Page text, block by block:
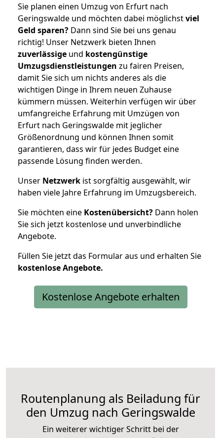
Sie planen einen Umzug von Erfurt nach
Geringswalde und möchten dabei möglichstviel
Geld sparen? Dann sind Sie bei uns genau
richtig! Unser Netzwerk bieten Ihnen
zuverlässige und kostengünstige
Umzugsdienstleistungen zu fairen Preisen,
damit Sie sich um nichts anderes als die
wichtigen Dinge in Ihrem neuen Zuhause
kümmern müssen. Weiterhin verfügen wir über
umfangreiche Erfahrung mit Umzügen von
Erfurt nach Geringswalde mit jeglicher
Größenordnung und können Ihnen somit
garantieren, dass wir für jedes Budget eine
passende Lösung finden werden.
Unser Netzwerk ist sorgfältig ausgewählt, wir
haben viele Jahre Erfahrung im Umzugsbereich.
Sie möchten eine Kostenübersicht? Dann holen
Sie sich jetzt kostenlose und unverbindliche
Angebote.
Füllen Sie jetzt das Formular aus und erhalten Sie
kostenloseAngebote.
Kostenlose Angebote erhalten
Routenplanung als Beiladung für
den Umzug nach Geringswalde
Ein weiterer wichtiger Schritt bei der